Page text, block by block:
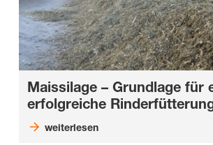
Maissilage – Grundlage für
erfolgreiche
weiterlesen